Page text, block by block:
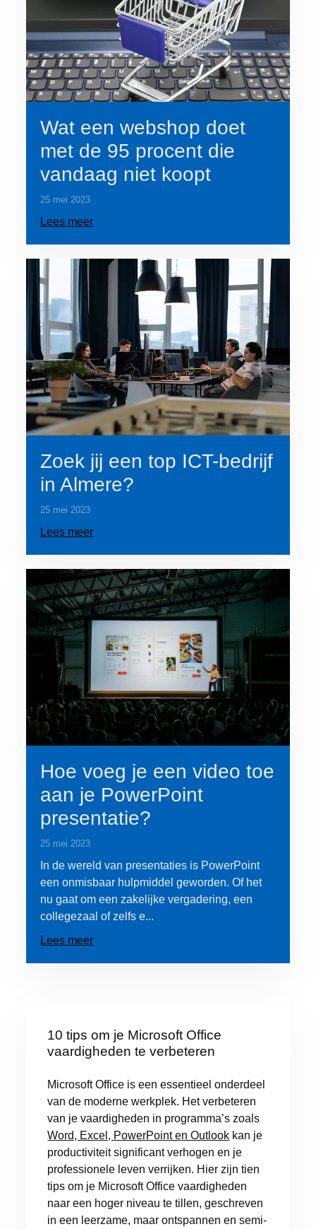
Wat een webshop doet
met de 95 procent die
vandaag niet koopt
25 mei 2023
Lees meer
Zoek jij een top ICT-bedrijf
in Almere?
25 mei 2023
Lees meer
Hoe voeg je een video toe
aan je PowerPoint
presentatie?
25 mei 2023
In de wereld van presentaties is PowerPoint
een onmisbaar hulpmiddel geworden. Of het
nu gaat om een zakelijke vergadering, een
collegezaal of zelfs e...
Lees meer
10 tips om je Microsoft Office
vaardigheden te verbeteren
Microsoft Office is een essentieel onderdeel
van de moderne werkplek. Het verbeteren
van je vaardigheden in programma’s zoals
Word, Excel, PowerPoint en Outlook kan je
productiviteit significant verhogen en je
professionele leven verrijken. Hier zijn tien
tips om je Microsoft Office vaardigheden
naar een hoger niveau te tillen, geschreven
in een leerzame, maar ontspannen en semi-